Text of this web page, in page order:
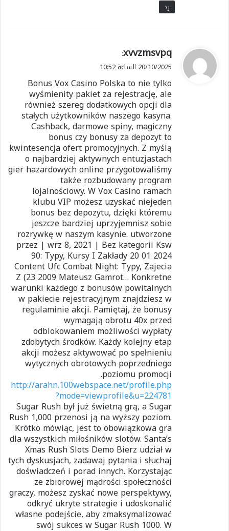
رد
ي
ق
ل
xvvzmsvpq
:
20/10/2025 الساعة 10:52
Bonus Vox Casino Polska to nie tylko
wyśmienity pakiet za rejestrację, ale
również szereg dodatkowych opcji dla
stałych użytkowników naszego kasyna.
Cashback, darmowe spiny, magiczny
bonus czy bonusy za depozyt to
kwintesencja ofert promocyjnych. Z myślą
o najbardziej aktywnych entuzjastach
gier hazardowych online przygotowaliśmy
także rozbudowany program
lojalnościowy. W Vox Casino ramach
klubu VIP możesz uzyskać niejeden
bonus bez depozytu, dzięki któremu
jeszcze bardziej uprzyjemnisz sobie
rozrywkę w naszym kasynie. utworzone
przez | wrz 8, 2021 | Bez kategorii Ksw
90: Typy, Kursy I Zakłady 20 01 2024
Content Ufc Combat Night: Typy, Zajecia
Z (23 2009 Mateusz Gamrot… Konkretne
warunki każdego z bonusów powitalnych
w pakiecie rejestracyjnym znajdziesz w
regulaminie akcji. Pamiętaj, że bonusy
wymagają obrotu 40x przed
odblokowaniem możliwości wypłaty
zdobytych środków. Każdy kolejny etap
akcji możesz aktywować po spełnieniu
wytycznych obrotowych poprzedniego
poziomu promocji.
http://arahn.100webspace.net/profile.php
?mode=viewprofile&u=224781
Sugar Rush był już świetną grą, a Sugar
Rush 1,000 przenosi ją na wyższy poziom.
Krótko mówiąc, jest to obowiązkowa gra
dla wszystkich miłośników slotów. Santa’s
Xmas Rush Slots Demo Bierz udział w
tych dyskusjach, zadawaj pytania i słuchaj
doświadczeń i porad innych. Korzystając
ze zbiorowej mądrości społeczności
graczy, możesz zyskać nowe perspektywy,
odkryć ukryte strategie i udoskonalić
własne podejście, aby zmaksymalizować
swój sukces w Sugar Rush 1000. W